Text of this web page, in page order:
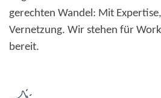
gerechten Wandel: Mit
Vernetzung. Wir stehen für
bereit.